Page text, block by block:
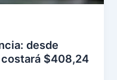
desde
$408,24